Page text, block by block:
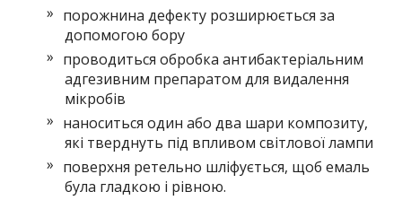
порожнина дефекту розширюється за
допомогою бору
проводиться обробка антибактеріальним
адгезивним препаратом для видалення
мікробів
наноситься один або два шари композиту,
які тверднуть під впливом світлової лампи
поверхня ретельно шліфується, щоб емаль
була гладкою і рівною.